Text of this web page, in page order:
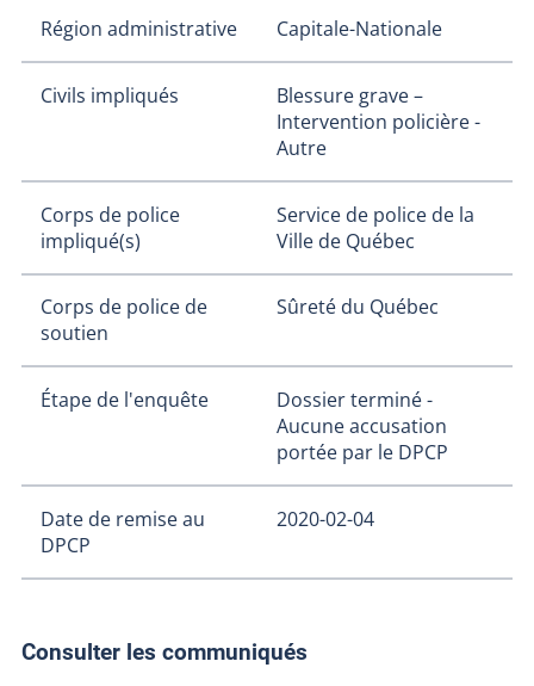
Région administrative Capitale-Nationale
Civils impliqués
Blessure grave –
Intervention policière -
Autre
Corps de police
impliqué(s)
Service de police de la
Ville de Québec
Corps de police de
soutien
Sûreté du Québec
Étape de l'enquête
Dossier terminé -
Aucune accusation
portée par le DPCP
Date de remise au
DPCP
2020-02-04
Consulter les communiqués